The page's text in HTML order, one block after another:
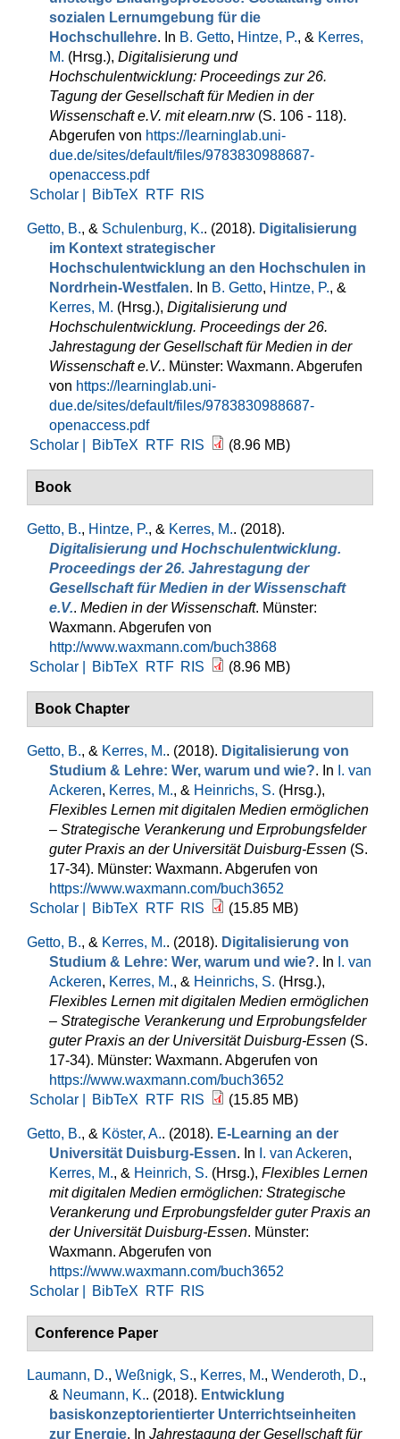
sozialen Lernumgebung für die
Hochschullehre. In B. Getto, Hintze, P., & Kerres,
M. (Hrsg.), Digitalisierung und
Hochschulentwicklung: Proceedings zur 26.
Tagung der Gesellschaft für Medien in der
Wissenschaft e.V. mit elearn.nrw(S. 106 - 118).
Abgerufen von https://learninglab.uni-
due.de/sites/default/files/9783830988687-
openaccess.pdf
Scholar |
BibTeX RTF RIS
Getto, B., & Schulenburg, K.. (2018). Digitalisierung
im Kontext strategischer
Hochschulentwicklung an den Hochschulen in
Nordrhein-Westfalen. In B. Getto, Hintze, P., &
Kerres, M. (Hrsg.), Digitalisierung und
Hochschulentwicklung. Proceedings der 26.
Jahrestagung der Gesellschaft für Medien in der
Wissenschaft e.V.. Münster: Waxmann. Abgerufen
von https://learninglab.uni-
due.de/sites/default/files/9783830988687-
openaccess.pdf
Scholar |
BibTeX RTF RIS (8.96 MB)
Book
Getto, B., Hintze, P., & Kerres, M.. (2018).
Digitalisierung und Hochschulentwicklung.
Proceedings der 26. Jahrestagung der
Gesellschaft für Medien in der Wissenschaft
e.V.. Medien in der Wissenschaft. Münster:
Waxmann. Abgerufen von
http://www.waxmann.com/buch3868
Scholar |
BibTeX RTF RIS (8.96 MB)
Book Chapter
Getto, B., & Kerres, M.. (2018). Digitalisierung von
Studium & Lehre: Wer, warum und wie?. In I. van
Ackeren, Kerres, M., & Heinrichs, S. (Hrsg.),
Flexibles Lernen mit digitalen Medien ermöglichen
– Strategische Verankerung und Erprobungsfelder
guter Praxis an der Universität Duisburg-Essen (S.
17-34). Münster: Waxmann. Abgerufen von
https://www.waxmann.com/buch3652
Scholar |
BibTeX RTF RIS (15.85 MB)
Getto, B., & Kerres, M.. (2018). Digitalisierung von
Studium & Lehre: Wer, warum und wie?. In I. van
Ackeren, Kerres, M., & Heinrichs, S. (Hrsg.),
Flexibles Lernen mit digitalen Medien ermöglichen
– Strategische Verankerung und Erprobungsfelder
guter Praxis an der Universität Duisburg-Essen (S.
17-34). Münster: Waxmann. Abgerufen von
https://www.waxmann.com/buch3652
Scholar |
BibTeX RTF RIS (15.85 MB)
Getto, B., & Köster, A.. (2018). E-Learning an der
Universität Duisburg-Essen. In I. van Ackeren,
Kerres, M., & Heinrich, S. (Hrsg.), Flexibles Lernen
mit digitalen Medien ermöglichen: Strategische
Verankerung und Erprobungsfelder guter Praxis an
der Universität Duisburg-Essen. Münster:
Waxmann. Abgerufen von
https://www.waxmann.com/buch3652
Scholar |
BibTeX RTF RIS
Conference Paper
Laumann, D., Weßnigk, S., Kerres, M., Wenderoth, D.,
& Neumann, K.. (2018). Entwicklung
basiskonzeptorientierter Unterrichtseinheiten
zur Energie. In Jahrestagung der Gesellschaft für